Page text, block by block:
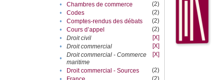
•
Chambres de commerce
(2)
•
Codes
(2)
•
Comptes-rendus des débats
(2)
•
Cours d’appel
(2)
•
Droit civil
[X]
•
Droit commercial
[X]
•
Droit commercial - Commerce
maritime
[X]
• Droit commercial - Sources
(2)